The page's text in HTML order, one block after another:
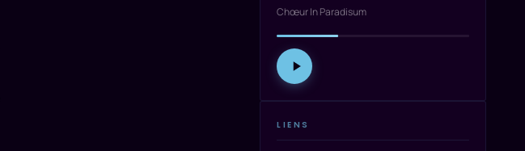
Chœur In Paradisum
LIENS